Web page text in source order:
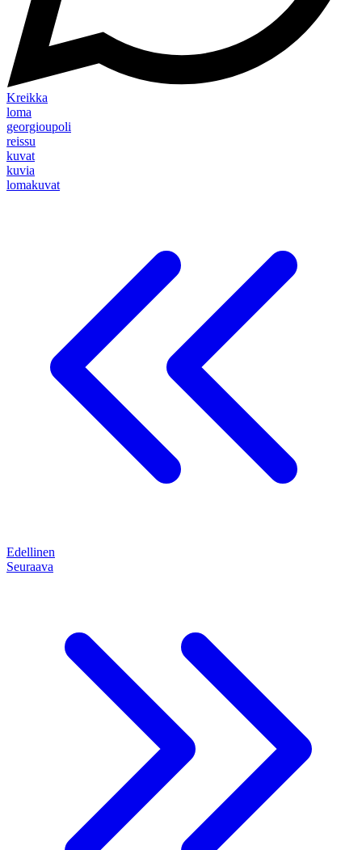
Kreikka
loma
georgioupoli
reissu
kuvat
kuvia
lomakuvat
Edellinen
Seuraava